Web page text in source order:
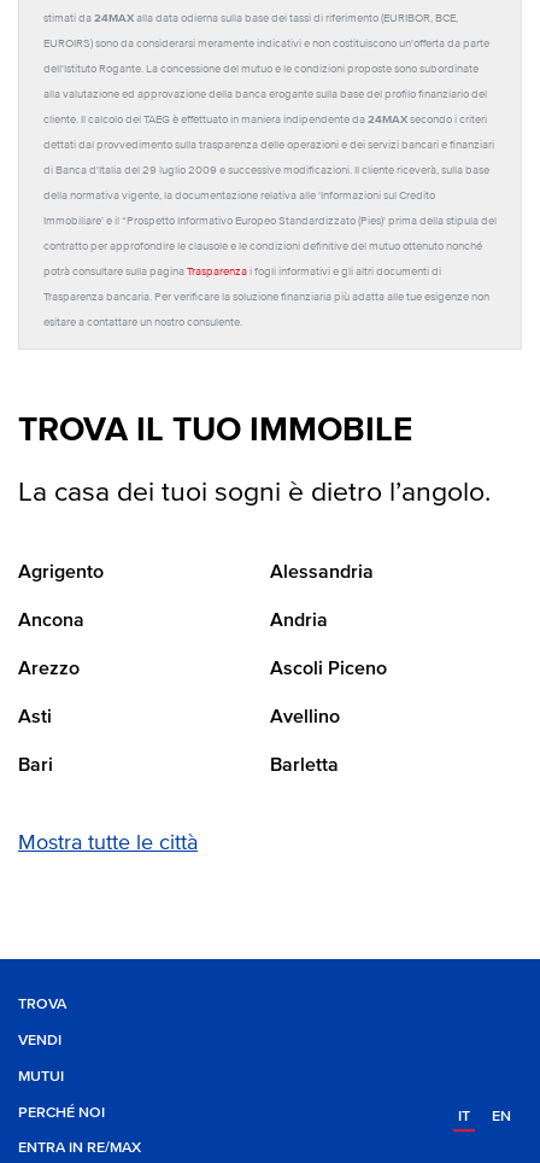
stimati da 24MAX alla data odierna sulla base dei tassi di riferimento (EURIBOR, BCE,
EUROIRS) sono da considerarsi meramente indicativi e non costituiscono un'offerta da parte
dell'Istituto Rogante. La concessione del mutuo e le condizioni proposte sono subordinate
alla valutazione ed approvazione della banca erogante sulla base del profilo finanziario del
cliente. Il calcolo del TAEG è effettuato in maniera indipendente da 24MAX secondo i criteri
dettati dal provvedimento sulla trasparenza delle operazioni e dei servizi bancari e finanziari
di Banca d'Italia del 29 luglio 2009 e successive modificazioni. Il cliente riceverà, sulla base
della normativa vigente, la documentazione relativa alle 'Informazioni sul Credito
Immobiliare' e il “Prospetto Informativo Europeo Standardizzato (Pies)' prima della stipula del
contratto per approfondire le clausole e le condizioni definitive del mutuo ottenuto nonché
potrà consultare sulla pagina Trasparenza i fogli informativi e gli altri documenti di
Trasparenza bancaria. Per verificare la soluzione finanziaria più adatta alle tue esigenze non
esitare a contattare un nostro consulente.
TROVA IL TUO IMMOBILE
La casa dei tuoi sogni è dietro l’angolo.
Agrigento Alessandria
Ancona Andria
Arezzo Ascoli Piceno
Asti Avellino
Bari Barletta
Mostra tutte le città
TROVA
VENDI
MUTUI
PERCHÉ NOI
ENTRA IN RE/MAX
IT EN